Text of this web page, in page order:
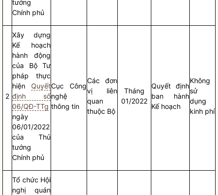
tướng
Chính phủ
2
Xây dựng
Kế hoạch
hành động
của Bộ Tư
pháp thực
hiện Quyết
định số
06/QĐ-TTg
ngày
06/01/2022
của Thủ
tướng
Chính phủ
Cục Công
nghệ
thông tin
Các đơn
vị liên
quan
thuộc Bộ
Tháng
01/2022
Quyết định
ban hành
Kế hoạch
Không
sử
dụng
kinh phí
Tổ chức Hội
nghị quán